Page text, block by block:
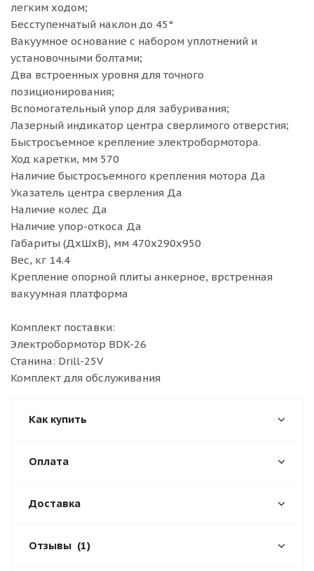
легким ходом;
Бесступенчатый наклон до 45°
Вакуумное основание с набором уплотнений и
установочными болтами;
Два встроенных уровня для точного
позиционирования;
Вспомогательный упор для забуривания;
Лазерный индикатор центра сверлимого отверстия;
Быстросъемное крепление электробормотора.
Ход каретки, мм 570
Наличие быстросъемного крепления мотора Да
Указатель центра сверления Да
Наличие колес Да
Наличие упор-откоса Да
Габариты (ДхШхВ), мм 470x290x950
Вес, кг 14.4
Крепление опорной плиты анкерное, врстренная
вакуумная платформа
Комплект поставки:
Электробормотор BDK-26
Станина: Drill-25V
Комплект для обслуживания
Как купить
Оплата
Доставка
Отзывы (1)